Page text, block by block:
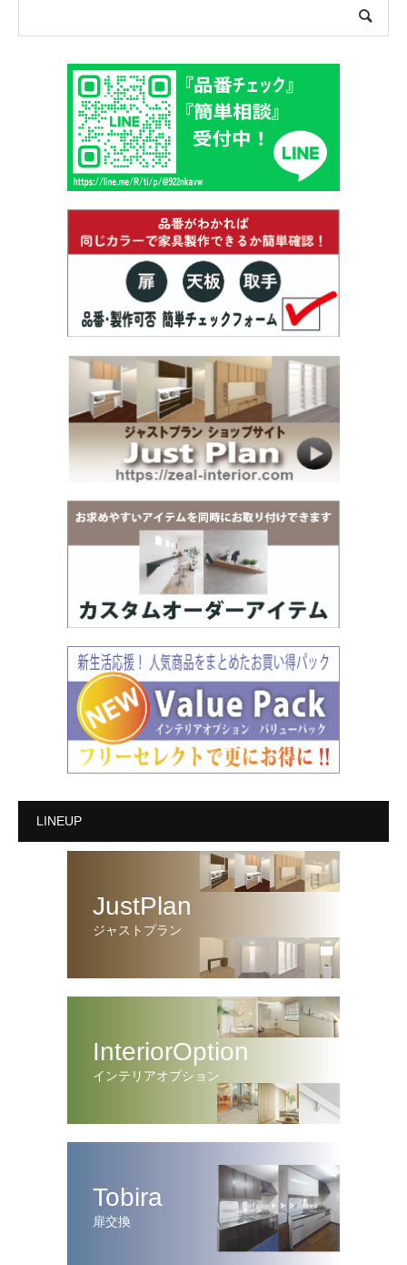
LINEUP
JustPlan
ジャストプラン
InteriorOption
インテリアオプション
Tobira
扉交換